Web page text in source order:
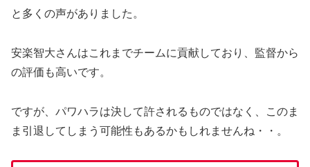
と多くの声がありました。
安楽智大さんはこれまでチームに貢献しており、監督から
の評価も高いです。
ですが、パワハラは決して許されるものではなく、このま
ま引退してしまう可能性もあるかもしれませんね・・。